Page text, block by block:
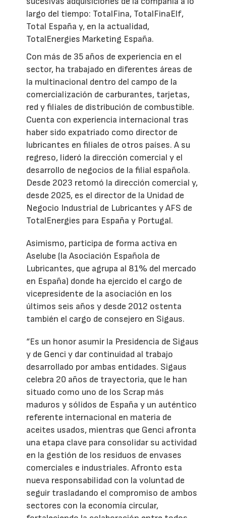
largo del tiempo: TotalFina, TotalFinaElf,
Total España y, en la actualidad,
TotalEnergies Marketing España.
Con más de 35 años de experiencia en el
sector, ha trabajado en diferentes áreas de
la multinacional dentro del campo de la
comercialización de carburantes, tarjetas,
red y filiales de distribución de combustible.
Cuenta con experiencia internacional tras
haber sido expatriado como director de
lubricantes en filiales de otros países. A su
regreso, lideró la dirección comercial y el
desarrollo de negocios de la filial española.
Desde 2023 retomó la dirección comercial y,
desde 2025, es el director de la Unidad de
Negocio Industrial de Lubricantes y AFS de
TotalEnergies para España y Portugal.
Asimismo, participa de forma activa en
Aselube (la Asociación Española de
Lubricantes, que agrupa al 81% del mercado
en España) donde ha ejercido el cargo de
vicepresidente de la asociación en los
últimos seis años y desde 2012 ostenta
también el cargo de consejero en Sigaus.
“Es un honor asumir la Presidencia de Sigaus
y de Genci y dar continuidad al trabajo
desarrollado por ambas entidades. Sigaus
celebra 20 años de trayectoria, que le han
situado como uno de los Scrap más
maduros y sólidos de España y un auténtico
referente internacional en materia de
aceites usados, mientras que Genci afronta
una etapa clave para consolidar su actividad
en la gestión de los residuos de envases
comerciales e industriales. Afronto esta
nueva responsabilidad con la voluntad de
seguir trasladando el compromiso de ambos
sectores con la economía circular,